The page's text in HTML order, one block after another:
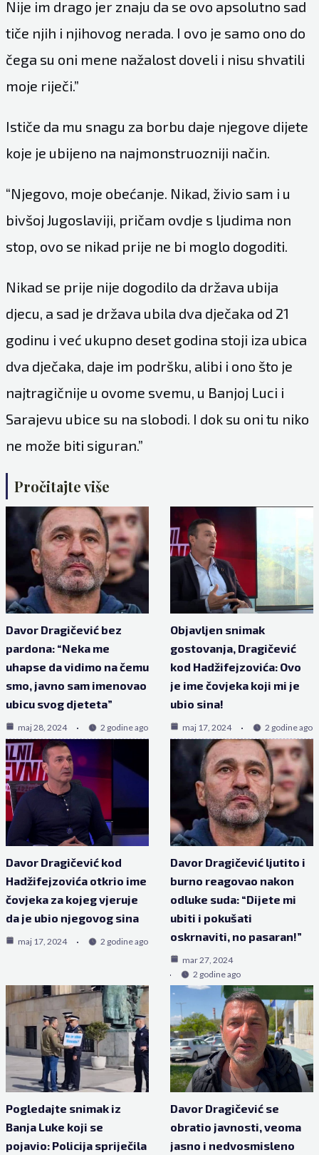
Nije im drago jer znaju da se ovo apsolutno sad
tiče njih i njihovog nerada. I ovo je samo ono do
čega su oni mene nažalost doveli i nisu shvatili
moje riječi.”
Ističe da mu snagu za borbu daje njegove dijete
koje je ubijeno na najmonstruozniji način.
“Njegovo, moje obećanje. Nikad, živio sam i u
bivšoj Jugoslaviji, pričam ovdje s ljudima non
stop, ovo se nikad prije ne bi moglo dogoditi.
Nikad se prije nije dogodilo da država ubija
djecu, a sad je država ubila dva dječaka od 21
godinu i već ukupno deset godina stoji iza ubica
dva dječaka, daje im podršku, alibi i ono što je
najtragičnije u ovome svemu, u Banjoj Luci i
Sarajevu ubice su na slobodi. I dok su oni tu niko
ne može biti siguran.”
Pročitajte više
Davor Dragičević bez
pardona: “Neka me
uhapse da vidimo na čemu
smo, javno sam imenovao
ubicu svog djeteta”
maj 28, 2024 2 godine ago
Objavljen snimak
gostovanja, Dragičević
kod Hadžifejzovića: Ovo
je ime čovjeka koji mi je
ubio sina!
maj 17, 2024 2 godine ago
Davor Dragičević kod
Hadžifejzovića otkrio ime
čovjeka za kojeg vjeruje
da je ubio njegovog sina
maj 17, 2024 2 godine ago
Davor Dragičević ljutito i
burno reagovao nakon
odluke suda: “Dijete mi
ubiti i pokušati
oskrnaviti, no pasaran!”
mar 27, 2024
2 godine ago
Pogledajte snimak iz
Banja Luke koji se
pojavio: Policija spriječila
Davor Dragičević se
obratio javnosti, veoma
jasno i nedvosmisleno